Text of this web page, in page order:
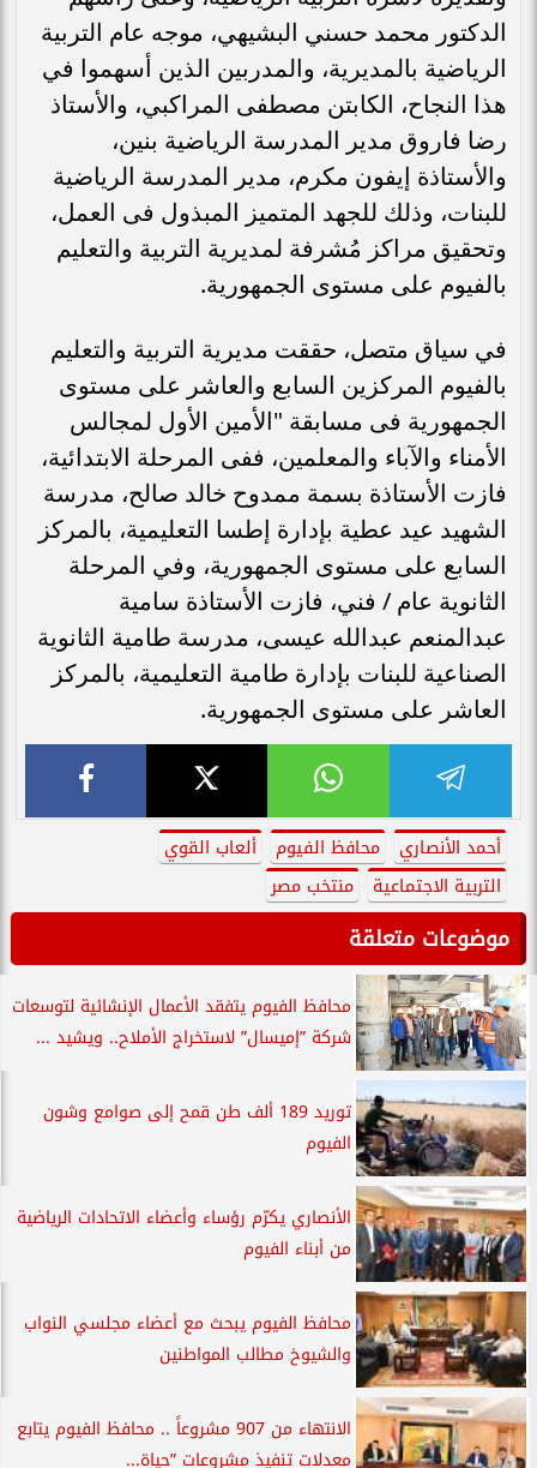
الدكتور محمد حسني البشيهي، موجه عام التربية
الرياضية بالمديرية، والمدربين الذين أسهموا في
هذا النجاح، الكابتن مصطفى المراكبي، والأستاذ
رضا فاروق مدير المدرسة الرياضية بنين،
والأستاذة إيفون مكرم، مدير المدرسة الرياضية
للبنات، وذلك للجهد المتميز المبذول فى العمل،
وتحقيق مراكز مُشرفة لمديرية التربية والتعليم
بالفيوم على مستوى الجمهورية.
في سياق متصل، حققت مديرية التربية والتعليم
بالفيوم المركزين السابع والعاشر على مستوى
الجمهورية فى مسابقة "الأمين الأول لمجالس
الأمناء والآباء والمعلمين، ففى المرحلة الابتدائية،
فازت الأستاذة بسمة ممدوح خالد صالح، مدرسة
الشهيد عيد عطية بإدارة إطسا التعليمية، بالمركز
السابع على مستوى الجمهورية، وفي المرحلة
الثانوية عام / فني، فازت الأستاذة سامية
عبدالمنعم عبدالله عيسى، مدرسة طامية الثانوية
الصناعية للبنات بإدارة طامية التعليمية، بالمركز
العاشر على مستوى الجمهورية.
أحمد الأنصاري محافظ الفيوم
ألعاب القوي
التربية الاجتماعية
منتخب مصر
موضوعات متعلقة
محافظ الفيوم يتفقد الأعمال الإنشائية لتوسعات
شركة ”إميسال” لاستخراج الأملاح.. ويشيد ...
توريد 189 ألف طن قمح إلى صوامع وشون
الفيوم
الأنصاري يكرّم رؤساء وأعضاء الاتحادات الرياضية
من أبناء الفيوم
محافظ الفيوم يبحث مع أعضاء مجلسي النواب
والشيوخ مطالب المواطنين
الانتهاء من 907 مشروعاً .. محافظ الفيوم يتابع
معدلات تنفيذ مشروعات ”حياة...